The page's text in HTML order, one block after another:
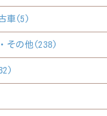
車(5)
その他(238)